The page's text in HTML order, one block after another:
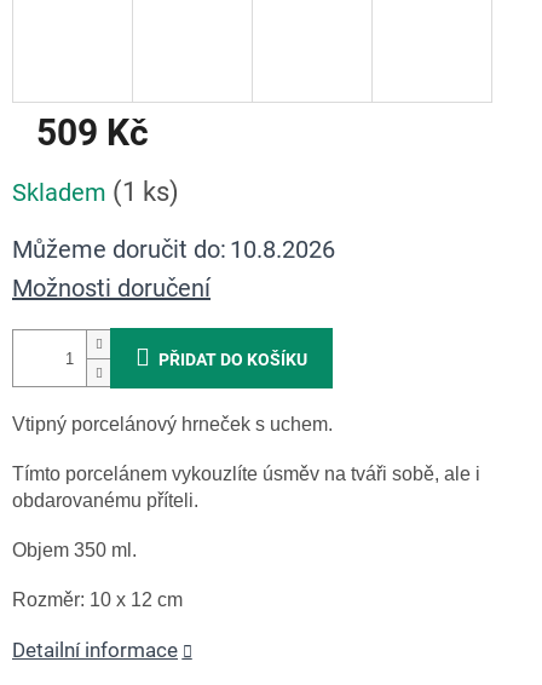
509 Kč
cena:
Skladem (1 ks)
Můžeme doručit do: 10.8.2026
Možnosti doručení
PŘIDAT DO KOŠÍKU
Vtipný porcelánový hrneček s uchem.
Tímto porcelánem vykouzlíte úsměv na tváři sobě, ale i
obdarovanému příteli.
Objem 350 ml.
Rozměr: 10 x 12 cm
Detailní informace